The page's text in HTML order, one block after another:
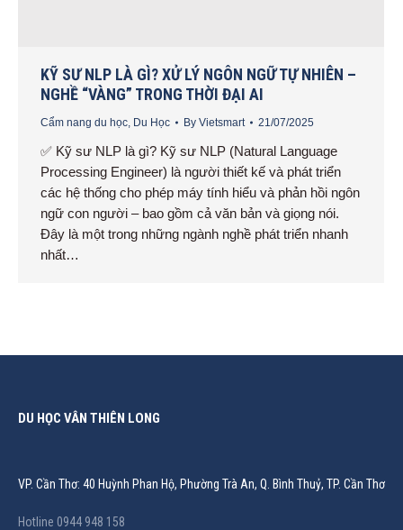
KỸ SƯ NLP LÀ GÌ? XỬ LÝ NGÔN NGỮ TỰ NHIÊN –
NGHỀ “VÀNG” TRONG THỜI ĐẠI AI
Cẩm nang du học Du Học By Vietsmart 21/07/2025
✅ Kỹ sư NLP là gì? Kỹ sư NLP (Natural Language
Processing Engineer) là người thiết kế và phát triển
các hệ thống cho phép máy tính hiểu và phản hồi ngôn
ngữ con người – bao gồm cả văn bản và giọng nói.
Đây là một trong những ngành nghề phát triển nhanh
nhất…
DU HỌC VÂN THIÊN LONG
VP. Cần Thơ: 40 Huỳnh Phan Hộ, Phường Trà An, Q. Bình Thuỷ, TP. Cần Thơ
Hotline 0944 948 158